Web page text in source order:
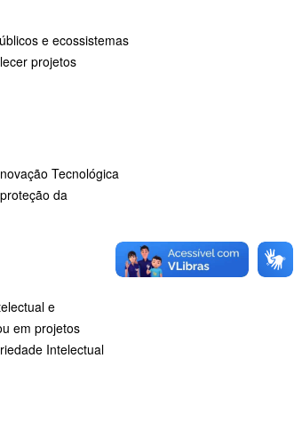
e ecossistemas
projetos
Tecnológica
da
e
em projetos
Intelectual